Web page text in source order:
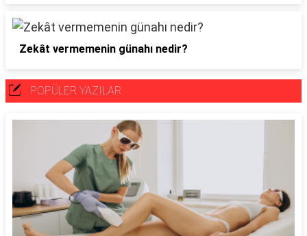
Zekât vermemenin günahı nedir?
POPÜLER YAZILAR